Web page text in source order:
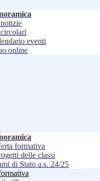
eventi
online
formativa
delle classi
di Stato a.s. 24/25